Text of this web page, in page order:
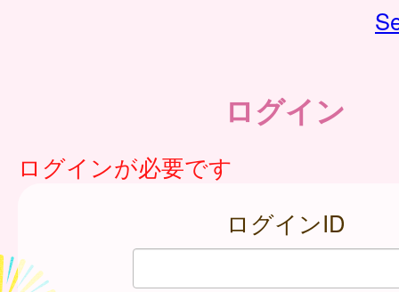
ログイン
ログインが必要です
ログインID